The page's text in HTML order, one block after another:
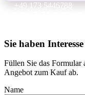
+49 173 5446788
Sie haben
Füllen Sie das Formular
Angebot zum Kauf ab.
Name